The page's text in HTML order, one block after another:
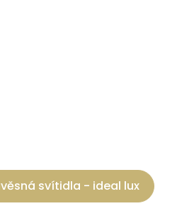
svítidla - ideal lux